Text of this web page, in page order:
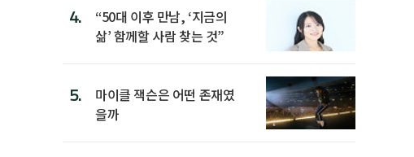
4.
“50대 이후 만남, ‘지금의
삶’ 함께할 사람 찾는 것”
5.
마이클 잭슨은 어떤 존재였
을까